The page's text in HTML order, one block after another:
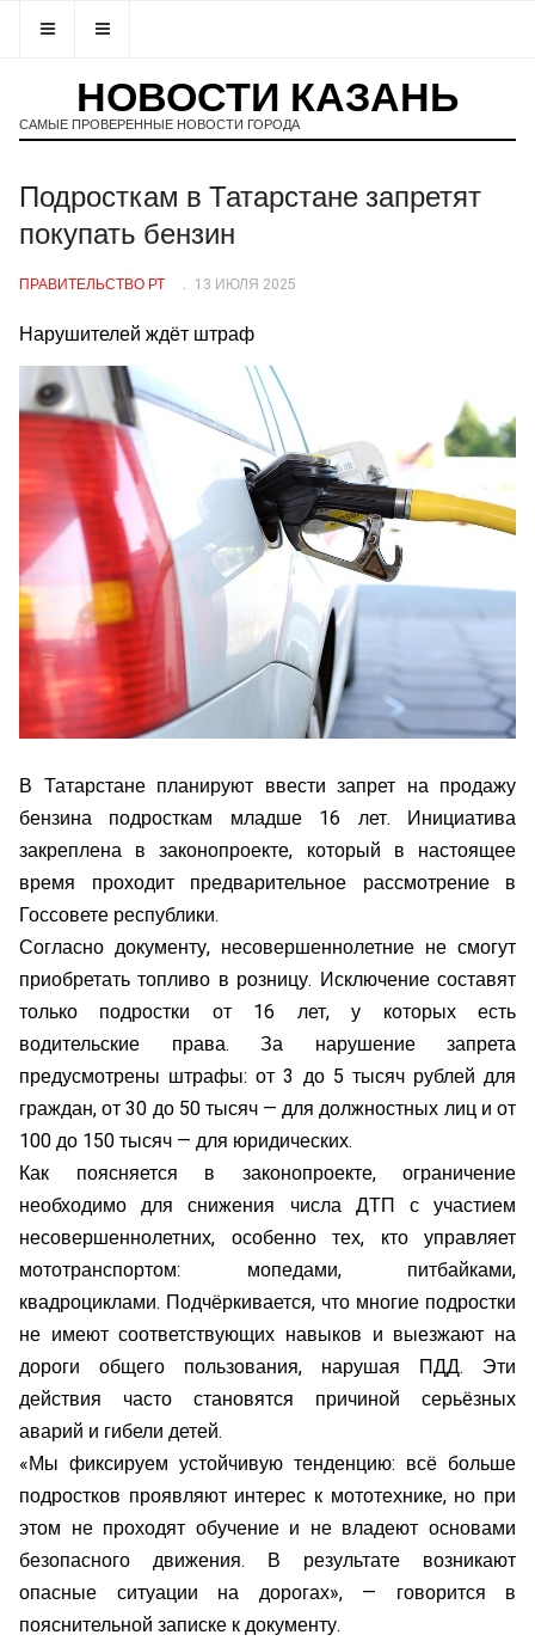
НОВОСТИ КАЗАНЬ
САМЫЕ ПРОВЕРЕННЫЕ НОВОСТИ ГОРОДА
Подросткам в Татарстане запретят
покупать бензин
ПРАВИТЕЛЬСТВО РТ 13 ИЮЛЯ 2025
Нарушителей ждёт штраф
В Татарстане планируют ввести запрет на продажу
бензина подросткам младше 16 лет. Инициатива
закреплена в законопроекте, который в настоящее
время проходит предварительное рассмотрение в
Госсовете республики.
Согласно документу, несовершеннолетние не смогут
приобретать топливо в розницу. Исключение составят
только подростки от 16 лет, у которых есть
водительские права. За нарушение запрета
предусмотрены штрафы: от 3 до 5 тысяч рублей для
граждан, от 30 до 50 тысяч — для должностных лиц и от
100 до 150 тысяч — для юридических.
Как поясняется в законопроекте, ограничение
необходимо для снижения числа ДТП с участием
несовершеннолетних, особенно тех, кто управляет
мототранспортом: мопедами, питбайками,
квадроциклами. Подчёркивается, что многие подростки
не имеют соответствующих навыков и выезжают на
дороги общего пользования, нарушая ПДД. Эти
действия часто становятся причиной серьёзных
аварий и гибели детей.
«Мы фиксируем устойчивую тенденцию: всё больше
подростков проявляют интерес к мототехнике, но при
этом не проходят обучение и не владеют основами
безопасного движения. В результате возникают
опасные ситуации на дорогах», — говорится в
пояснительной записке к документу.